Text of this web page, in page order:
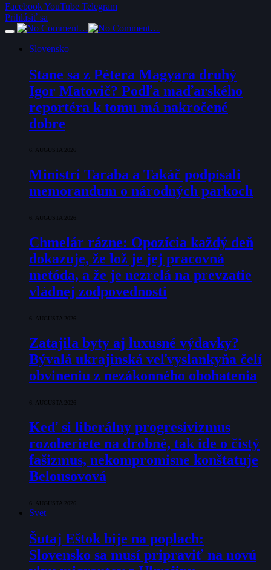
FacebookYouTube Telegram
Prihlásiť sa
Slovensko
Stane sa z Pétera Magyara druhý
Igor Matovič? Podľa maďarského
reportéra k tomu má nakročené
dobre
6. AUGUSTA 2026
Ministri Taraba a Takáč podpísali
memorandum o národných parkoch
6. AUGUSTA 2026
Chmelár rázne: Opozícia každý deň
dokazuje, že lož je jej pracovná
metóda, a že je nezrelá na prevzatie
vládnej zodpovednosti
6. AUGUSTA 2026
Zatajila byty aj luxusné výdavky?
Bývalá ukrajinská veľvyslankyňa čelí
obvineniu z nezákonného obohatenia
6. AUGUSTA 2026
Keď si liberálny progresivizmus
rozoberiete na drobné, tak ide o čistý
fašizmus, nekompromisne konštatuje
Belousovová
6. AUGUSTA 2026
Svet
Šutaj Eštok bije na poplach:
Slovensko sa musí pripraviť na novú